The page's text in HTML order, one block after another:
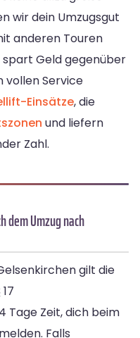
wir dein Umzugsgut
anderen Touren
spart Geld gegenüber
vollen Service
Einsätze, die
und liefern
Zahl.
dem Umzug nach
gilt die
Tage Zeit, dich beim
Falls